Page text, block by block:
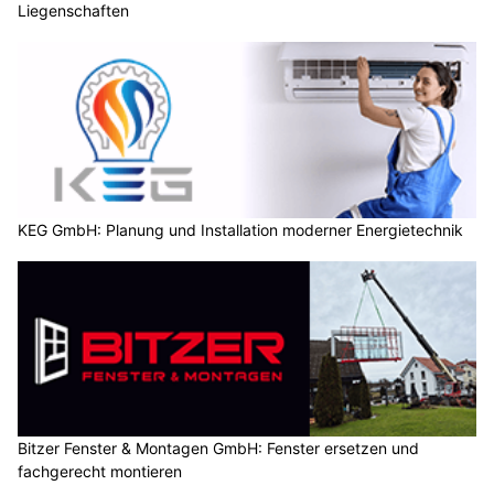
Liegenschaften
KEG GmbH: Planung und Installation moderner Energietechnik
Bitzer Fenster & Montagen GmbH: Fenster ersetzen und
fachgerecht montieren